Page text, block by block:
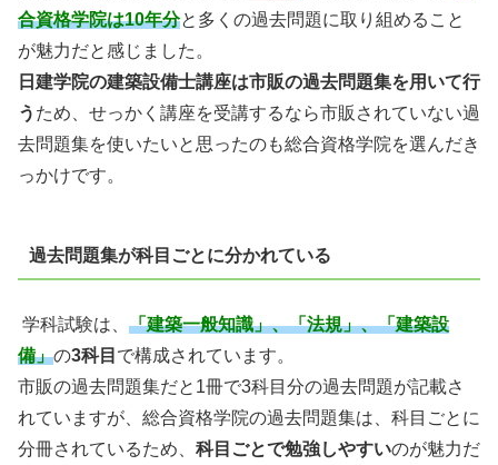
合資格学院は10年分と多 くの過去問題に取り組めること
が魅力だと感じました。
日建学院の建築設備士講座は市販の過去問題集を用いて行
う ため、せっかく講座を受講するなら市販されていない過
去問題集を使いたいと思ったのも総合資格学院を選んだき
っかけです。
過去問題集が科目ごとに分かれている
学科試験は、 「建築一般知識」、「法規」、「建築設
備」の3科目 で構成されています。
市販の過去問題集だと1冊で3科目分の過去問題が記載さ
れていますが、総合資格学院の過去問題集は、科目ごとに
分冊されているため、 科目ごとで勉強しやすいのが魅力だ